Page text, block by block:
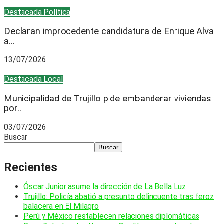
Destacada Política
Declaran improcedente candidatura de Enrique Alva
a...
13/07/2026
Destacada Local
Municipalidad de Trujillo pide embanderar viviendas
por...
03/07/2026
Buscar
Buscar
Recientes
Óscar Junior asume la dirección de La Bella Luz
Trujillo: Policía abatió a presunto delincuente tras feroz
balacera en El Milagro
Perú y México restablecen relaciones diplomáticas